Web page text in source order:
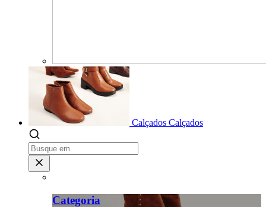
Calçados Calçados
Categoria